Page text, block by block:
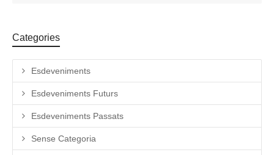
Categories
Esdeveniments
Esdeveniments Futurs
Esdeveniments Passats
Sense Categoria